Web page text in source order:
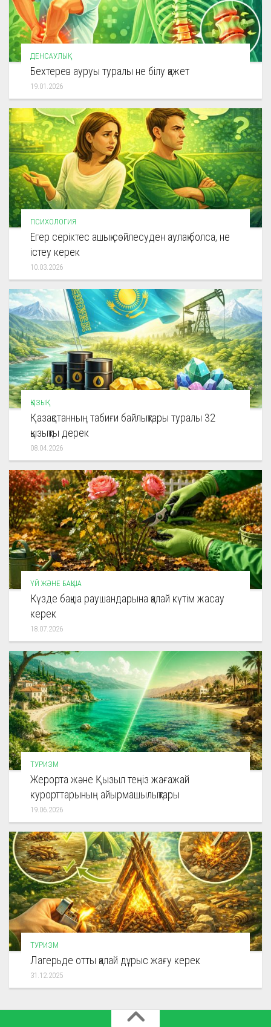
ДЕНСАУЛЫҚ
Бехтерев ауруы туралы не білу қажет
19.01.2026
ПСИХОЛОГИЯ
Егер серіктес ашық сөйлесуден аулақ болса, не
істеу керек
10.03.2026
ҚЫЗЫҚ
Қазақстанның табиғи байлықтары туралы 32
қызықты дерек
08.04.2026
ҮЙ ЖӘНЕ БАҚША
Күзде бақша раушандарына қалай күтім жасау
керек
18.07.2026
ТУРИЗМ
Жерорта және Қызыл теңіз жағажай
курорттарының айырмашылықтары
19.06.2026
ТУРИЗМ
Лагерьде отты қалай дұрыс жағу керек
31.12.2025